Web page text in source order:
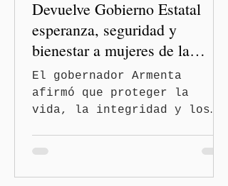
Devuelve Gobierno Estatal
esperanza, seguridad y
bienestar a mujeres de la
periferia urbana
El gobernador Armenta
afirmó que proteger la
vida, la integridad y los
Puebla, Pue.-Cuando una